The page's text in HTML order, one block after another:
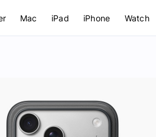
Mac iPad iPhone Watch